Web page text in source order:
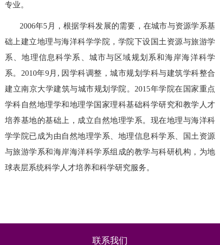
专业。
2006年5月，根据学科发展的需要，在城市与资源学系基
础上建立地理与海洋科学学院，学院下设国土资源与旅游学
系、地理信息科学系、城市与区域规划系和海岸海洋科学
系。2010年9月, 因学科调整，城市规划学科与建筑学科整合
建立南京大学建筑与城市规划学院。2015年学院在国家重点
学科自然地理学和地理学国家理科基础科学研究和教学人才
培养基地的基础上，成立自然地理学系。现在地理与海洋科
学学院已成为由自然地理学系、地理信息科学系、国土资源
与旅游学系和海岸海洋科学系组成的教学与科研机构，为地
球表层系统科学人才培养和科学研究服务。
联系我们